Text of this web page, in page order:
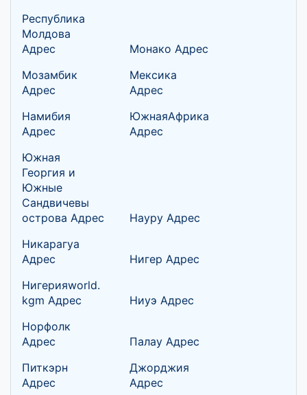
Республика
Молдова
Адрес
Монако Адрес
Мозамбик
Адрес
Мексика
Адрес
Намибия
Адрес
ЮжнаяАфрика
Адрес
Южная
Георгия и
Южные
Сандвичевы
острова Адрес
Науру Адрес
Никарагуа
Адрес
Нигер Адрес
Нигерияworld.
kgm Адрес
Ниуэ Адрес
Норфолк
Адрес
Палау Адрес
Питкэрн
Адрес
Джорджия
Адрес